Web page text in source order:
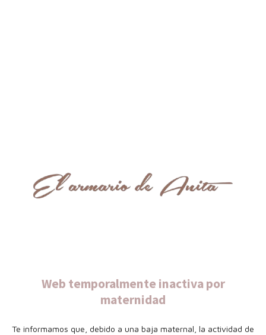
Web temporalmente inactiva por
maternidad
Te informamos que, debido a una baja maternal, la actividad de